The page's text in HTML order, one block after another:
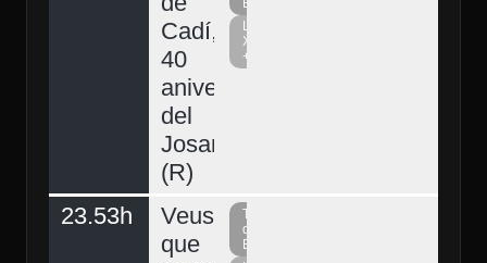
Cadí,
40
aniversari
del
Josart
(R)
Berguedà
La
Xarxa
+
23.53h
Veus
que
Televisió
del
Berguedà